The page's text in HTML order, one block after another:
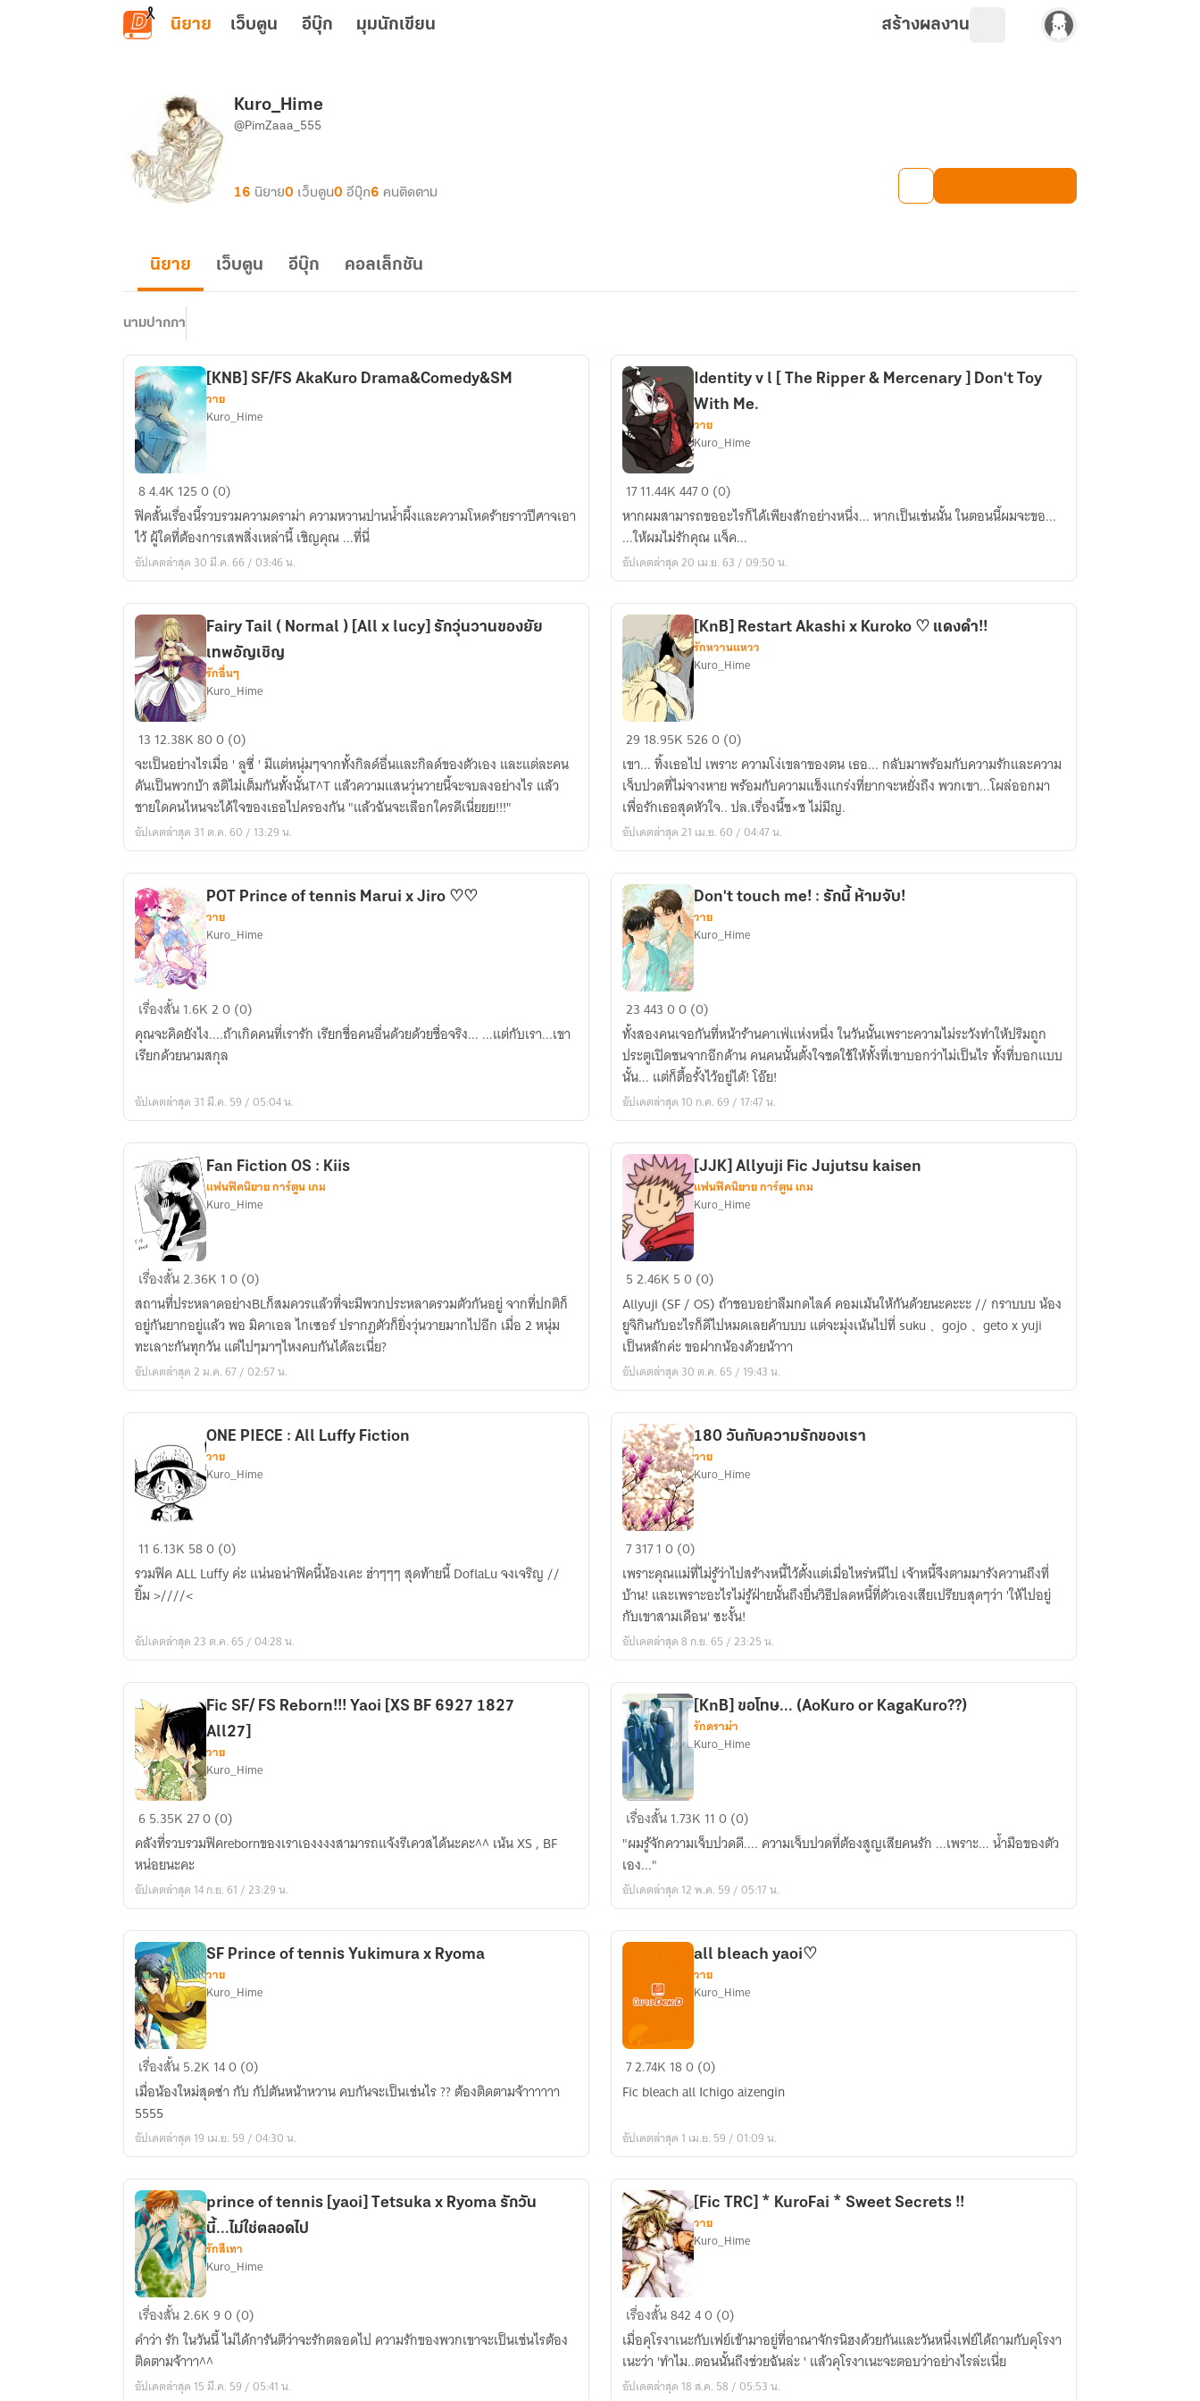
ข้ามไปยังเนื้อหาหลัก
นิยาย เว็บตูน อีบุ๊ก มุมนักเขียน สร้างผลงาน
Kuro_Hime
@PimZaaa_555
16 นิยาย0 เว็บตูน0 อีบุ๊ก6 คนติดตาม
นิยาย เว็บตูน อีบุ๊ก คอลเล็กชัน
นามปากกา
[KNB]
SF/FS
AkaKuro
Drama&Comedy&SM
[KNB] SF/FS AkaKuro Drama&Comedy&SM
วาย
Kuro_Hime
84.4K 1250 (0)
ฟิคสั้นเรื่องนี้รวบรวมความดราม่า ความหวานปานน้ำผึ้งและความโหดร้ายราวปีศาจเอา
ไว้ ผู้ใดที่ต้องการเสพสิ่งเหล่านี้ เชิญคุณ ...ที่นี่
อัปเดตล่าสุด 30 มี.ค. 66 / 03:46 น.
Identity
l
[
The
&
Mercenary
]
Don't
Toy
With
Me.
Identity v l [ The Ripper & Mercenary ] Don't Toy
With Me.
วาย
Kuro_Hime
1711.44K4470 (0)
หากผมสามารถขออะไรก็ได้เพียงสักอย่างหนึ่ง... หากเป็นเช่นนั้น ในตอนนี้ผมจะขอ...
...ให้ผมไม่รักคุณ แจ็ค...
อัปเดตล่าสุด 20 เม.ย. 63 / 09:50 น.
Fairy
Tail
(
Normal
)
[All
รัก
วุ่น
วา
นข
อง
ยัย
เทพ
อัญเชิญ
Fairy Tail ( Normal ) [All x lucy] รักวุ่นวานของยัย
เทพอัญเชิญ
รักอื่นๆ
Kuro_Hime
13 12.38K800 (0)
จะเป็นอย่างไรเมื่อ ' ลูซี่ ' มีแต่หนุ่มๆจากทั้งกิลด์อื่นและกิลด์ของตัวเอง และแต่ละคน
ดันเป็นพวกบ้า สติไม่เต็มกันทั้งนั้นT^T แล้วความแสนวุ่นวายนี้จะจบลงอย่างไร แล้ว
ชายใดคนไหนจะได้ใจของเธอไปครองกัน "แล้วฉันจะเลือกใครดีเนี่ยยย!!!"
อัปเดตล่าสุด 31 ต.ค. 60 / 13:29 น.
[KnB]
Restart
Akashi
x
Kuroko
♡
ดำ!!
[KnB] Restart Akashi x Kuroko ♡ แดงดำ!!
รักหวานแหวว
Kuro_Hime
29 18.95K 5260 (0)
เขา... ทิ้งเธอไป เพราะ ความโง่เขลาของตน เธอ... กลับมาพร้อมกับความรักและความ
เจ็บปวดที่ไม่จางหาย พร้อมกับความแข็งแกร่งที่ยากจะหยั่งถึง พวกเขา...โผล่ออกมา
เพื่อรักเธอสุดหัวใจ.. ปล.เรื่องนี้ช×ช ไม่มีญ.
อัปเดตล่าสุด 21 เม.ย. 60 / 04:47 น.
POT
Prince
of
tennis
x
POT Prince of tennis Marui x Jiro ♡♡
วาย
Kuro_Hime
เรื่องสั้น1.6K20 (0)
คุณจะคิดยังไง....ถ้าเกิดคนที่เรารัก เรียกชื่อคนอื่นด้วยด้วยชื่อจริง... ...แต่กับเรา...เขา
เรียกด้วยนามสกุล
อัปเดตล่าสุด 31 มี.ค. 59 / 05:04 น.
Don't
touch
me!
:
รัก
นี้
จับ!
Don't touch me! : รักนี้ ห้ามจับ!
วาย
Kuro_Hime
2344300 (0)
ทั้งสองคนเจอกันที่หน้าร้านคาเฟ่แห่งหนึ่ง ในวันนั้นเพราะความไม่ระวังทำให้ปริมถูก
ประตูเปิดชนจากอีกด้าน คนคนนั้นตั้งใจชดใช้ให้ทั้งที่เขาบอกว่าไม่เป็นไร ทั้งที่บอกแบบ
นั้น... แต่ก็ตื้อรั้งไว้อยู่ได้! โอ๊ย!
อัปเดตล่าสุด 10 ก.ค. 69 / 17:47 น.
Fan
Fiction
OS
:
Kiis
Fan Fiction OS : Kiis
แฟนฟิคนิยาย การ์ตูน เกม
Kuro_Hime
เรื่องสั้น2.36K 10 (0)
สถานที่ประหลาดอย่างBLก็สมควรแล้วที่จะมีพวกประหลาดรวมตัวกันอยู่ จากที่ปกติก็
อยู่กันยากอยู่แล้ว พอ มิคาเอล ไกเซอร์ ปรากฎตัวก็ยิ่งวุ่นวายมากไปอีก เมื่อ 2 หนุ่ม
ทะเลาะกันทุกวัน แต่ไปๆมาๆไหงคบกันได้ละเนี่ย?
อัปเดตล่าสุด 2 ม.ค. 67 / 02:57 น.
[JJK]
Fic
Jujutsu
kaisen
[JJK] Allyuji Fic Jujutsu kaisen
แฟนฟิคนิยาย การ์ตูน เกม
Kuro_Hime
52.46K 50 (0)
Allyuji (SF / OS) ถ้าชอบอย่าลืมกดไลค์ คอมเม้นให้กันด้วยนะคะะะ // กราบบบ น้อง
ยูจิกินกับอะไรก็ดีไปหมดเลยค้าบบบ แต่จะมุ่งเน้นไปที่ suku 、gojo 、geto x yuji
เป็นหลักค่ะ ขอฝากน้องด้วยน้าาา
อัปเดตล่าสุด 30 ต.ค. 65 / 19:43 น.
ONE
PIECE
:
All
Fiction
ONE PIECE : All Luffy Fiction
วาย
Kuro_Hime
116.13K 580 (0)
รวมฟิค ALL Luffy ค่ะ แน่นอน่าฟิคนี้น้องเคะ ฮ่าๆๆๆ สุดท้ายนี้ DoflaLu จงเจริญ //
ยิ้ม >////<
อัปเดตล่าสุด 23 ต.ค. 65 / 04:28 น.
180
กับ
ความ
รัก
ของ
180 วันกับความรักของเรา
วาย
Kuro_Hime
731710 (0)
เพราะคุณแม่ที่ไม่รู้ว่าไปสร้างหนี้ไว้ตั้งแต่เมื่อไหร่หนีไป เจ้าหนี้จึงตามมารังควานถึงที่
บ้าน! และเพราะอะไรไม่รู้ฝ่ายนั้นถึงยื่นวิธีปลดหนี้ที่ตัวเองเสียเปรียบสุดๆว่า 'ให้ไปอยู่
กับเขาสามเดือน' ซะงั้น!
อัปเดตล่าสุด 8 ก.ย. 65 / 23:25 น.
Fic
SF/
FS
Reborn!!!
Yaoi
BF
6927
1827
All27]
Fic SF/ FS Reborn!!! Yaoi [XS BF 6927 1827
All27]
วาย
Kuro_Hime
65.35K270 (0)
คลังที่รวบรวมฟิคrebornของเราเองงงงสามารถแจ้งรีเควสได้นะคะ^^ เน้น XS , BF
หน่อยนะคะ
อัปเดตล่าสุด 14 ก.ย. 61 / 23:29 น.
[KnB]
ขอโทษ...
(AoKuro
or
KagaKuro??)
[KnB] ขอโทษ... (AoKuro or KagaKuro??)
รักดราม่า
Kuro_Hime
เรื่องสั้น1.73K 110 (0)
"ผมรู้จักความเจ็บปวดดี.... ความเจ็บปวดที่ต้องสูญเสียคนรัก ...เพราะ... น้ำมือของตัว
เอง..."
อัปเดตล่าสุด 12 พ.ค. 59 / 05:17 น.
SF
Prince
of
tennis
Yukimura
Ryoma
SF Prince of tennis Yukimura x Ryoma
วาย
Kuro_Hime
เรื่องสั้น5.2K 140 (0)
เมื่อน้องใหม่สุดซ่า กับ กัปตันหน้าหวาน คบกันจะเป็นเช่นไร ?? ต้องติดตามจ้าาาาาา
5555
อัปเดตล่าสุด 19 เม.ย. 59 / 04:30 น.
all
yaoi♡
all bleach yaoi♡
วาย
Kuro_Hime
72.74K 180 (0)
Fic bleach all Ichigo aizengin
อัปเดตล่าสุด 1 เม.ย. 59 / 01:09 น.
prince
of
tennis
[yaoi]
Tetsuka
prince of tennis [yaoi] Tetsuka x Ryoma รักวัน
นี้...ไม่ใช่ตลอดไป
รักสีเทา
Kuro_Hime
เรื่องสั้น2.6K90 (0)
คำว่า รัก ในวันนี้ ไม่ได้การันตีว่าจะรักตลอดไป ความรักของพวกเขาจะเป็นเช่นไรต้อง
ติดตามจ้าาา^^
อัปเดตล่าสุด 15 มี.ค. 59 / 05:41 น.
[Fic
TRC]
*
KuroFai
*
[Fic TRC] * KuroFai * Sweet Secrets !!
วาย
Kuro_Hime
เรื่องสั้น84240 (0)
เมื่อคุโรงาเนะกับเฟย์เข้ามาอยู่ที่อาณาจักรนิฮงด้วยกันและวันหนึ่งเฟย์ได้ถามกับคุโรงา
เนะว่า 'ทำไม..ตอนนั้นถึงช่วยฉันล่ะ ' แล้วคุโรงาเนะจะตอบว่าอย่างไรล่ะเนี่ย
อัปเดตล่าสุด 18 ส.ค. 58 / 05:53 น.